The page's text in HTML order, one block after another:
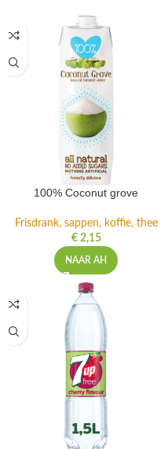
100% Coconut grove
Frisdrank, sappen, koffie, thee
€2,15
NAAR AH